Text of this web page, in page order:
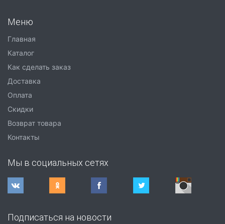
Меню
Главная
Каталог
Как сделать заказ
Доставка
Оплата
Скидки
Возврат товара
Контакты
Мы в социальных сетях
Подписаться на новости